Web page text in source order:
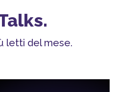
letti del mese.